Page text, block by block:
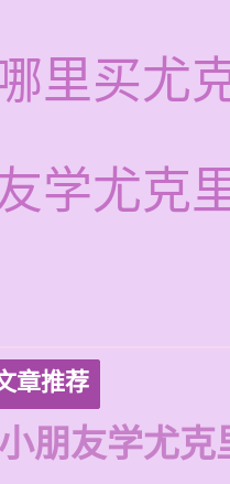
里买尤
学尤克
章推荐
小朋友学尤克